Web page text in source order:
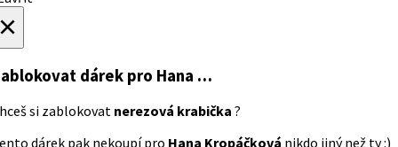
dárek pro Hana …
si zablokovat nerezová krabička ?
dárek pak nekoupí pro Hana Kropáčķová nikdo jiný než ty :)